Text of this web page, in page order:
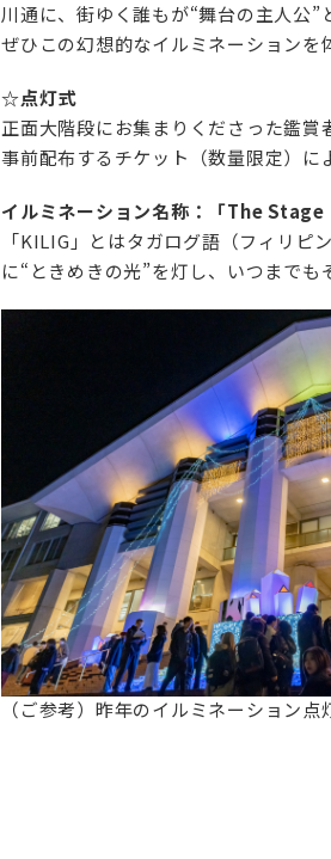
川通に、街ゆく誰もが“舞台の主人公
ぜひこの幻想的なイルミネーション
☆点灯式
正面大階段にお集まりくださった鑑
事前配布するチケット（数量限定）
イルミネーション名称：「The
「KILIG」とはタガログ語（フィリ
に“ときめきの光”を灯し、いつまで
（ご参考）昨年のイルミネーション点